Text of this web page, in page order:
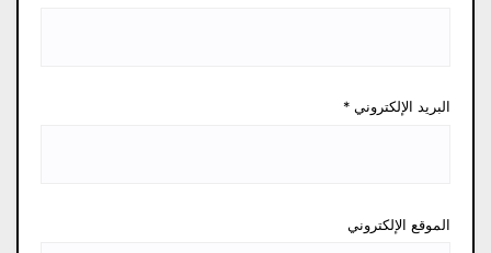
البريد الإلكتروني *
الموقع الإلكتروني